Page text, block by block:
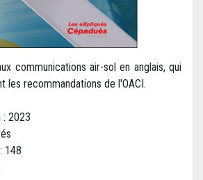
communications air-sol en anglais, qui
les recommandations de l'OACI.
: 2023
: 148